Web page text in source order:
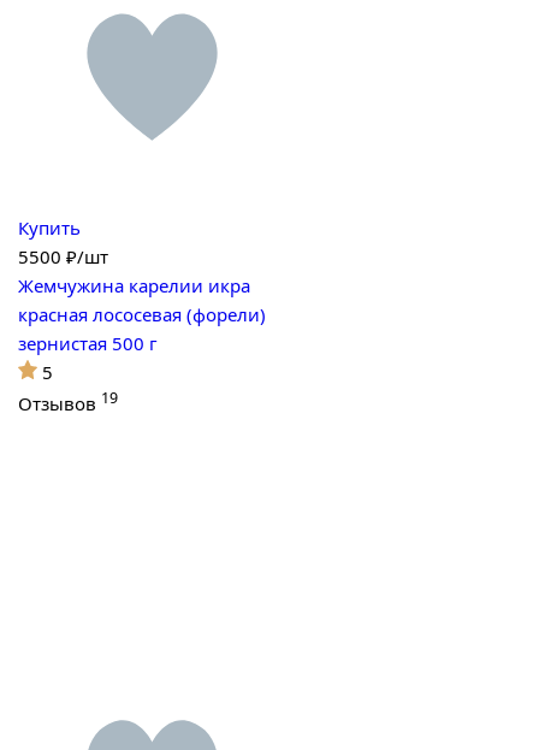
Купить
5500 ₽/шт
Жемчужина карелии икра
красная лососевая (форели)
зернистая 500 г
5
Отзывов 19